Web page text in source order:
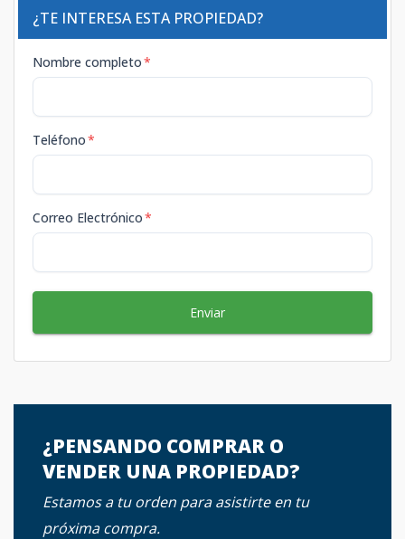
¿TE INTERESA ESTA PROPIEDAD?
Nombre completo*
Teléfono*
Correo Electrónico*
Enviar
¿PENSANDO COMPRAR O
VENDER UNA PROPIEDAD?
Estamos a tu orden para asistirte en tu
próxima compra.